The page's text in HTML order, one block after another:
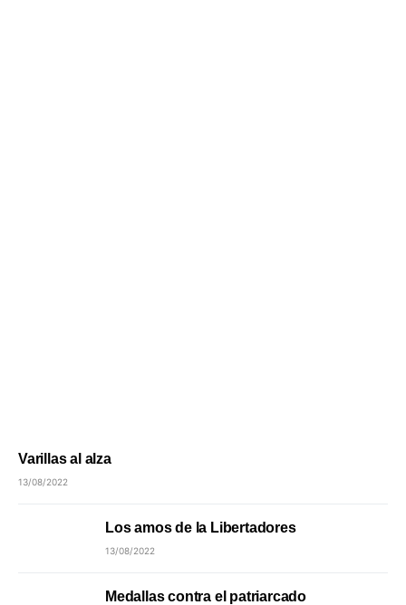
Varillas al alza
13/08/2022
Los amos de la Libertadores
13/08/2022
Medallas contra el patriarcado